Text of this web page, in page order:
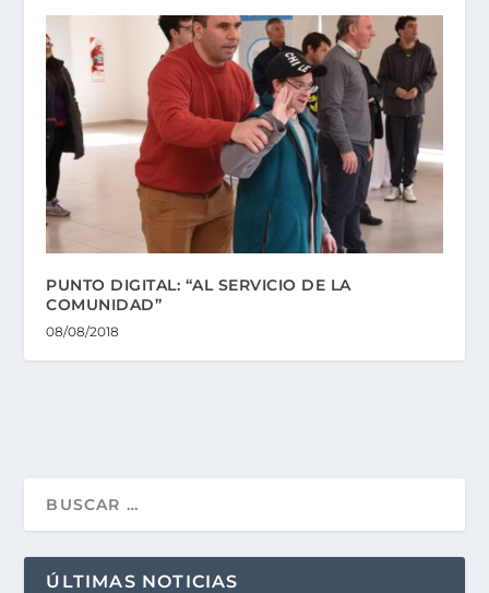
PUNTO DIGITAL: “AL SERVICIO DE LA
COMUNIDAD”
08/08/2018
ÚLTIMAS NOTICIAS